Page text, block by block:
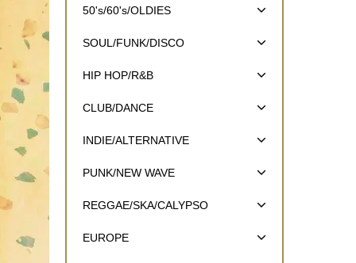
50's/60's/OLDIES
SOUL/FUNK/DISCO
HIP HOP/R&B
CLUB/DANCE
INDIE/ALTERNATIVE
PUNK/NEW WAVE
REGGAE/SKA/CALYPSO
EUROPE